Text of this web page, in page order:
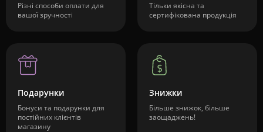
Різні способи оплати для
вашої зручності
Тільки якісна та
сертифікована продукція
Подарунки
Бонуси та подарунки для
постійних клієнтів
магазину
Знижки
Більше знижок, більше
заощаджень!